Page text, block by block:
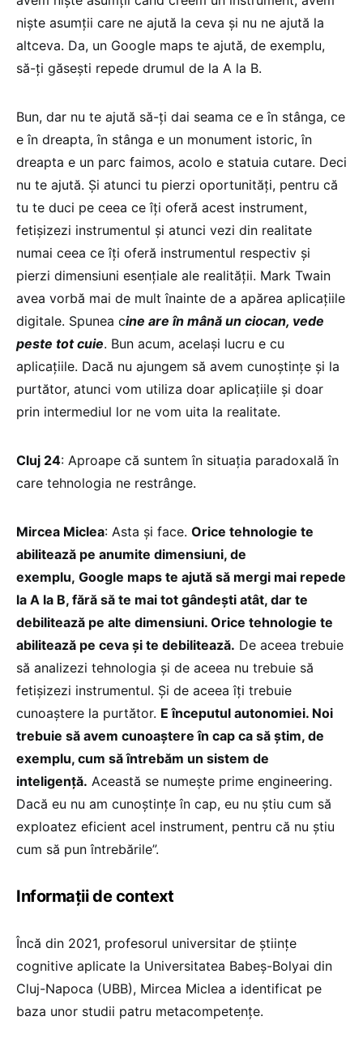
niște asumții care ne ajută la ceva și nu ne ajută la
altceva. Da, un Google maps te ajută, de exemplu,
să-ți găsești repede drumul de la A la B.
Bun, dar nu te ajută să-ți dai seama ce e în stânga, ce
e în dreapta, în stânga e un monument istoric, în
dreapta e un parc faimos, acolo e statuia cutare. Deci
nu te ajută. Și atunci tu pierzi oportunități, pentru că
tu te duci pe ceea ce îți oferă acest instrument,
fetișizezi instrumentul și atunci vezi din realitate
numai ceea ce îți oferă instrumentul respectiv și
pierzi dimensiuni esențiale ale realității. Mark Twain
avea vorbă mai de mult înainte de a apărea aplicațiile
digitale. Spunea cine are în mână un ciocan, vede
peste tot cuie. Bun acum, același lucru e cu
aplicațiile. Dacă nu ajungem să avem cunoștințe și la
purtător, atunci vom utiliza doar aplicațiile și doar
prin intermediul lor ne vom uita la realitate.
Cluj 24: Aproape că suntem în situația paradoxală în
care tehnologia ne restrânge.
Mircea Miclea: Asta și face. Orice tehnologie te
abilitează pe anumite dimensiuni, de
exemplu, Google maps te ajută să mergi mai repede
la A la B, fără să te mai tot gândești atât, dar te
debilitează pe alte dimensiuni. Orice tehnologie te
abilitează pe ceva și te debilitează. De aceea trebuie
să analizezi tehnologia și de aceea nu trebuie să
fetișizezi instrumentul. Și de aceea îți trebuie
cunoaștere la purtător. E începutul autonomiei. Noi
trebuie să avem cunoaștere în cap ca să știm, de
exemplu, cum să întrebăm un sistem de
inteligență. Această se numește prime engineering.
Dacă eu nu am cunoștințe în cap, eu nu știu cum să
exploatez eficient acel instrument, pentru că nu știu
cum să pun întrebările”.
Informații de context
Încă din 2021, profesorul universitar de științe
cognitive aplicate la Universitatea Babeș-Bolyai din
Cluj-Napoca (UBB), Mircea Miclea a identificat pe
baza unor studii patru metacompetențe.